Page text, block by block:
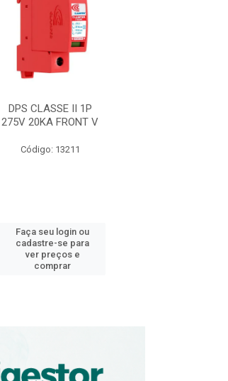
DPS CLASSE II 1P
275V 20KA FRONT V
Código: 13211
Faça seu login ou
cadastre-se para
ver preços e
comprar